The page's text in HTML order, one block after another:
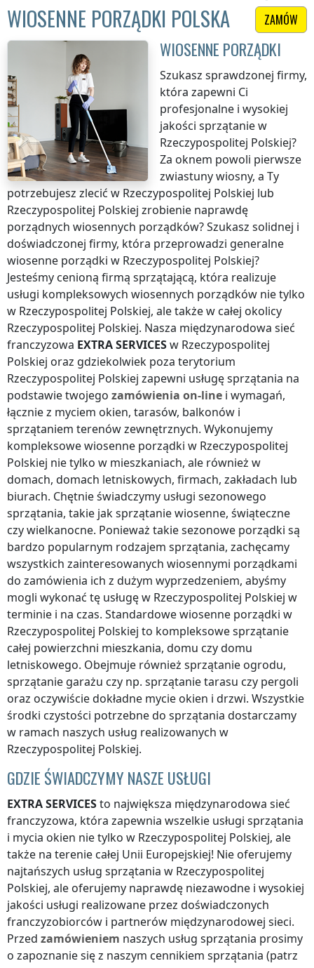
ZAMÓW
WIOSENNE PORZĄDKI POLSKA
WIOSENNE PORZĄDKI
Szukasz sprawdzonej firmy,
która zapewni Ci
profesjonalne i wysokiej
jakości sprzątaniew
Rzeczypospolitej Polskiej?
Za oknem powoli pierwsze
zwiastuny wiosny, a Ty
potrzebujesz zlecić w Rzeczypospolitej Polskiej lub
Rzeczypospolitej Polskiej zrobienie naprawdę
porządnych wiosennych porządków? Szukasz solidnej i
doświadczonej firmy, która przeprowadzi generalne
wiosenne porządki w Rzeczypospolitej Polskiej?
Jesteśmy cenioną firmą sprzątającą, która realizuje
usługi kompleksowych wiosennych porządków nie tylko
w Rzeczypospolitej Polskiej, ale także w całej okolicy
Rzeczypospolitej Polskiej. Nasza międzynarodowa sieć
franczyzowa EXTRA SERVICESw Rzeczypospolitej
Polskiej oraz gdziekolwiek poza terytorium
Rzeczypospolitej Polskiej zapewni usługę sprzątania na
podstawie twojego zamówienia on-line i wymagań,
łącznie z myciem okien, tarasów, balkonów i
sprzątaniem terenów zewnętrznych. Wykonujemy
kompleksowe wiosenne porządki w Rzeczypospolitej
Polskiej nie tylko w mieszkaniach, ale również w
domach, domach letniskowych, firmach, zakładach lub
biurach. Chętnie świadczymy usługi sezonowego
sprzątania, takie jak sprzątanie wiosenne, świąteczne
czy wielkanocne. Ponieważ takie sezonowe porządki są
bardzo popularnym rodzajem sprzątania, zachęcamy
wszystkich zainteresowanych wiosennymi porządkami
do zamówienia ich z dużym wyprzedzeniem, abyśmy
mogli wykonać tę usługęw Rzeczypospolitej Polskiej w
terminie i na czas. Standardowe wiosenne porządki w
Rzeczypospolitej Polskiej to kompleksowe sprzątanie
całej powierzchni mieszkania, domu czy domu
letniskowego. Obejmuje również sprzątanie ogrodu,
sprzątanie garażu czy np. sprzątanie tarasu czy pergoli
oraz oczywiście dokładne mycie okien i drzwi. Wszystkie
środki czystości potrzebne do sprzątania dostarczamy
w ramach naszych usług realizowanych w
Rzeczypospolitej Polskiej.
GDZIE ŚWIADCZYMY NASZE USŁUGI
EXTRA SERVICESto największa międzynarodowa sieć
franczyzowa, która zapewnia wszelkie usługi sprzątania
i mycia okien nie tylko w Rzeczypospolitej Polskiej, ale
także na terenie całej Unii Europejskiej! Nie oferujemy
najtańszych usług sprzątania w Rzeczypospolitej
Polskiej, ale oferujemy naprawdę niezawodne i wysokiej
jakości usługi realizowane przez doświadczonych
franczyzobiorców i partnerów międzynarodowej sieci.
Przed zamówieniem naszych usług sprzątania prosimy
o zapoznanie się z naszym cennikiem sprzątania (patrz